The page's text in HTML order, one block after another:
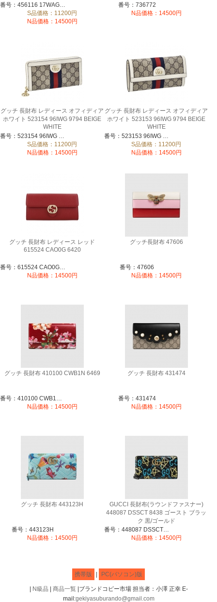
番号：456116 17WAG 9096
S品価格：11200円
N品価格：14500円
番号：736772
N品価格：14500円
グッチ 長財布 レディース オフィディア
ホワイト 523154 96IWG 9794 BEIGE
WHITE
番号：523154 96IWG 9794
S品価格：11200円
N品価格：14500円
グッチ 長財布 レディース オフィディア
ホワイト 523153 96IWG 9794 BEIGE
WHITE
番号：523153 96IWG 9794
S品価格：11200円
N品価格：14500円
グッチ 長財布 レディース レッド
615524 CAO0G 6420
番号：615524 CAO0G 6420
N品価格：14500円
グッチ長財布 47606
番号：47606
N品価格：14500円
グッチ 長財布 410100 CWB1N 6469
番号：410100 CWB1N 6469
N品価格：14500円
グッチ 長財布 431474
番号：431474
N品価格：14500円
グッチ 長財布 443123H
番号：443123H
N品価格：14500円
GUCCI 長財布(ラウンドファスナー)
448087 DSSCT 8438 ゴースト ブラッ
ク 黒/ゴールド
番号：448087 DSSCT 8438
N品価格：14500円
携帯版 PC(パソコン)版
N級品 商品一覧|ブランドコピー市場 担当者：小澤 正幸 E-
mail:gekiyasuburando@gmail.com